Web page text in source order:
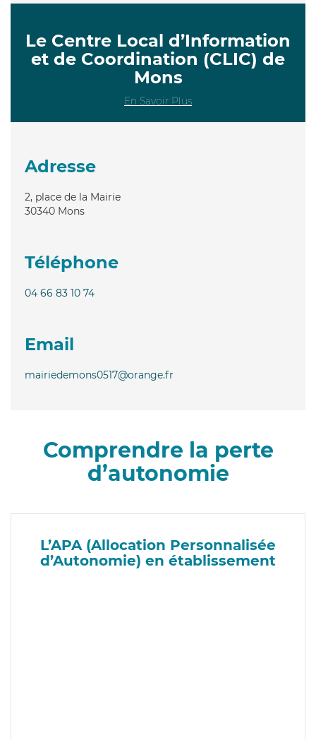
Le Centre Local d’Information
et de Coordination (CLIC) de
Mons
En Savoir Plus
Adresse
2, place de la Mairie
30340 Mons
Téléphone
04 66 83 10 74
Email
mairiedemons0517@orange.fr
Comprendre la perte
d’autonomie
L’APA (Allocation Personnalisée
d’Autonomie) en établissement